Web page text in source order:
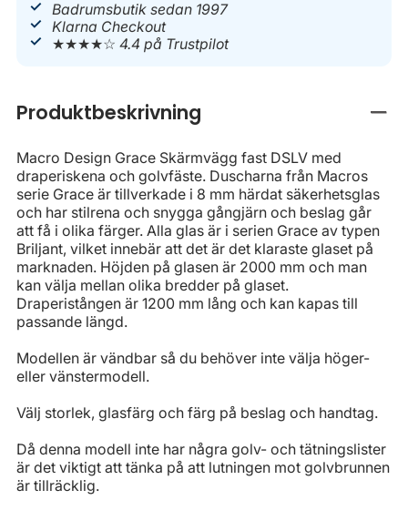
Badrumsbutik sedan 1997
Klarna Checkout
★★★★☆4.4 på Trustpilot
Produktbeskrivning
Macro Design Grace Skärmvägg fast DSLV med
draperiskena och golvfäste. Duscharna från Macros
serie Grace är tillverkade i 8 mm härdat säkerhetsglas
och har stilrena och snygga gångjärn och beslag går
att få i olika färger. Alla glas är i serien Grace av typen
Briljant, vilket innebär att det är det klaraste glaset på
marknaden. Höjden på glasen är 2000 mm och man
kan välja mellan olika bredder på glaset.
Draperistången är 1200 mm lång och kan kapas till
passande längd.
Modellen är vändbar så du behöver inte välja höger-
eller vänstermodell.
Välj storlek, glasfärg och färg på beslag och handtag.
Då denna modell inte har några golv- och tätningslister
är det viktigt att tänka på att lutningen mot golvbrunnen
är tillräcklig.